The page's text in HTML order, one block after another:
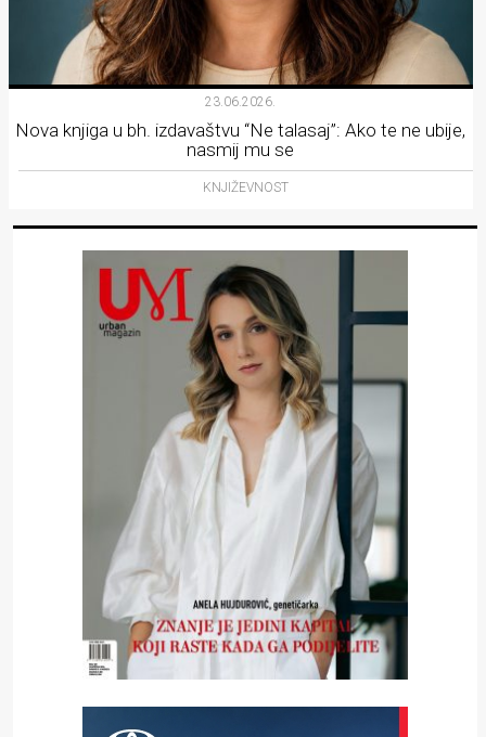
23.06.2026.
Nova knjiga u bh. izdavaštvu “Ne talasaj”: Ako te ne ubije,
nasmij mu se
KNJIŽEVNOST